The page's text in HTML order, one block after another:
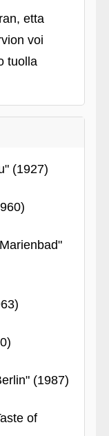
etta
voi
tuolla
(1927)
(1987)
of